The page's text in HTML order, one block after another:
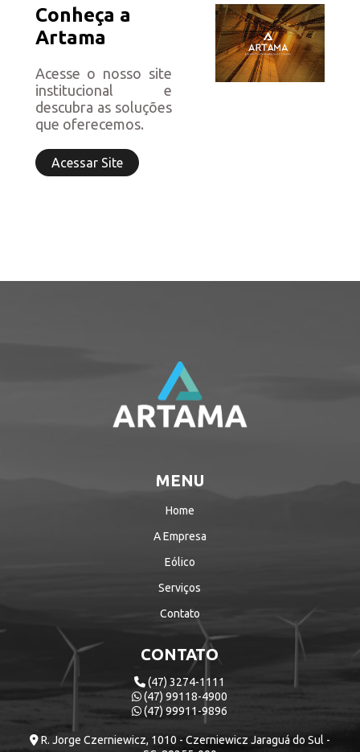
Conheça a
Artama
Acesse o nosso site
institucional e
descubra as soluções
que oferecemos.
Acessar Site
MENU
Home
A Empresa
Eólico
Serviços
Contato
CONTATO
(47) 3274-1111
(47) 99118-4900
(47) 99911-9896
R. Jorge Czerniewicz, 1010 - Czerniewicz Jaraguá do Sul -